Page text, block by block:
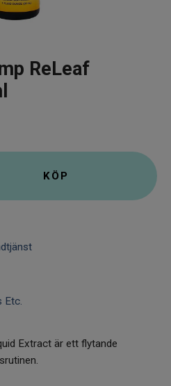
ReLeaf
KÖP
Etc.
Extract är ett flytande